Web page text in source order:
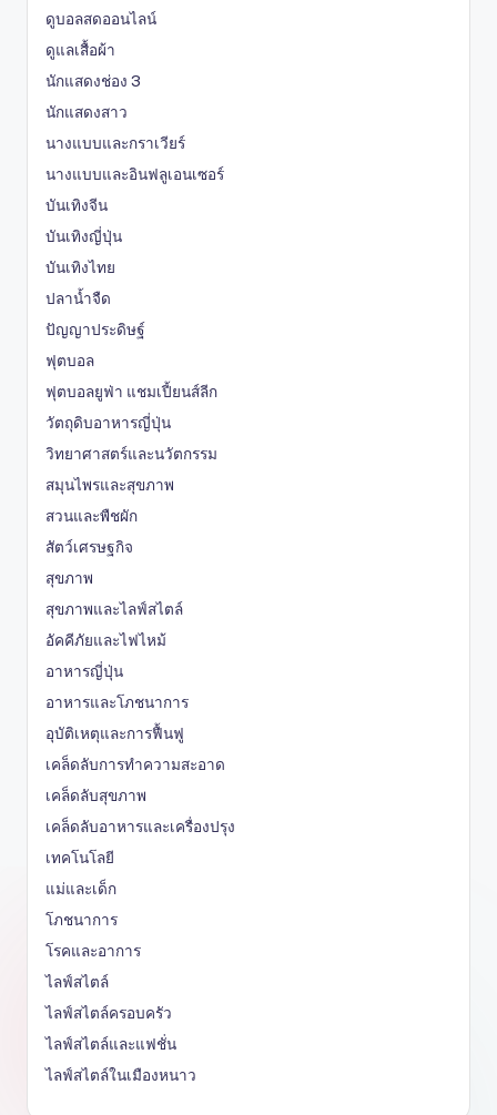
ดูบอลสดออนไลน์
ดูแลเสื้อผ้า
นักแสดงช่อง 3
นักแสดงสาว
นางแบบและกราเวียร์
นางแบบและอินฟลูเอนเซอร์
บันเทิงจีน
บันเทิงญี่ปุ่น
บันเทิงไทย
ปลาน้ำจืด
ปัญญาประดิษฐ์
ฟุตบอล
ฟุตบอลยูฟ่า แชมเปี้ยนส์ลีก
วัตถุดิบอาหารญี่ปุ่น
วิทยาศาสตร์และนวัตกรรม
สมุนไพรและสุขภาพ
สวนและพืชผัก
สัตว์เศรษฐกิจ
สุขภาพ
สุขภาพและไลฟ์สไตล์
อัคคีภัยและไฟไหม้
อาหารญี่ปุ่น
อาหารและโภชนาการ
อุบัติเหตุและการฟื้นฟู
เคล็ดลับการทำความสะอาด
เคล็ดลับสุขภาพ
เคล็ดลับอาหารและเครื่องปรุง
เทคโนโลยี
แม่และเด็ก
โภชนาการ
โรคและอาการ
ไลฟ์สไตล์
ไลฟ์สไตล์ครอบครัว
ไลฟ์สไตล์และแฟชั่น
ไลฟ์สไตล์ในเมืองหนาว